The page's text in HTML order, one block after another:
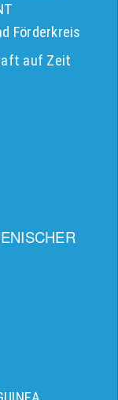
Förderkreis
auf Zeit